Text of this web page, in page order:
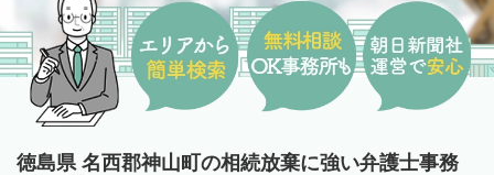
徳島県 名西郡神山町の相続放棄に強い弁護士事務